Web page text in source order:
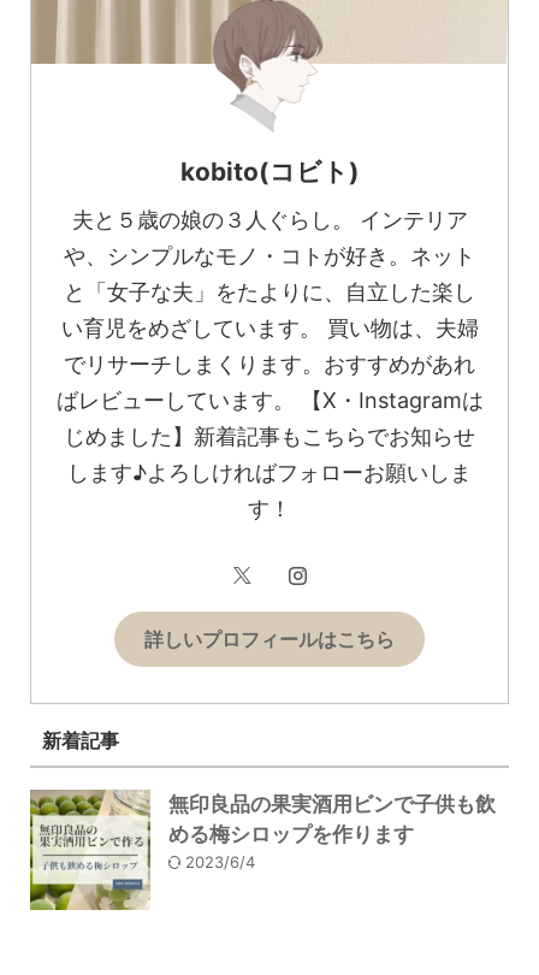
kobito(コビト)
夫と５歳の娘の３人ぐらし。 インテリア
や、シンプルなモノ・コトが好き。ネット
と「女子な夫」をたよりに、自立した楽し
い育児をめざしています。 買い物は、夫婦
でリサーチしまくります。おすすめがあれ
ばレビューしています。 【X・Instagramは
じめました】新着記事もこちらでお知らせ
します♪よろしければフォローお願いしま
す！
詳しいプロフィールはこちら
新着記事
無印良品の果実酒用ビンで子供も飲
める梅シロップを作ります
2023/6/4